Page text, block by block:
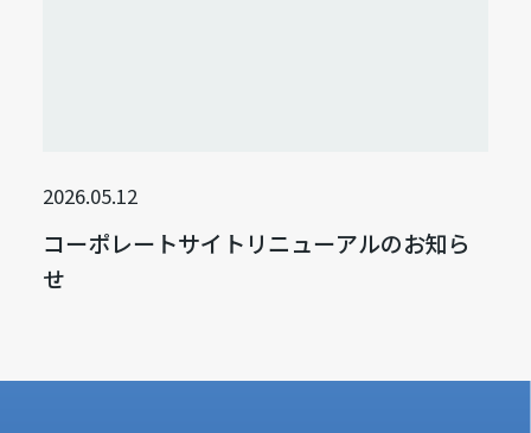
2026.05.12
コーポレートサイトリニューアルのお知ら
せ